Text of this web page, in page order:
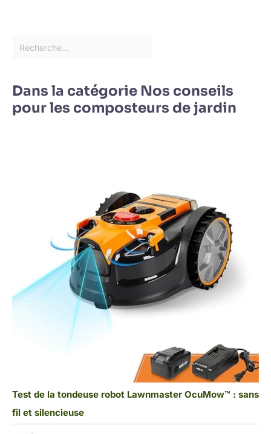
Dans la catégorie Nos conseils
pour les composteurs de jardin
Test de la tondeuse robot Lawnmaster OcuMow™ : sans
fil et silencieuse